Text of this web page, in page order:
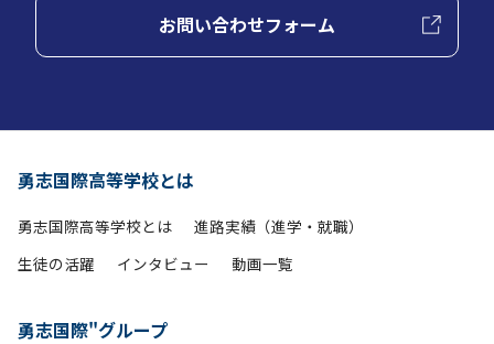
お問い合わせフォーム
勇志国際高等学校とは
勇志国際高等学校とは
進路実績（進学・就職）
生徒の活躍
インタビュー 動画一覧
勇志国際"グループ